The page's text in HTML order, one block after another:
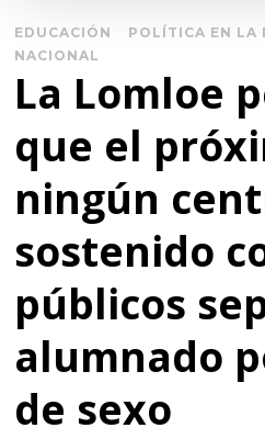
EDUCACIÓN POLÍTICA EN LA
NACIONAL
La Lomloe
que el
ningún
sostenido
públicos
alumnado
de sexo